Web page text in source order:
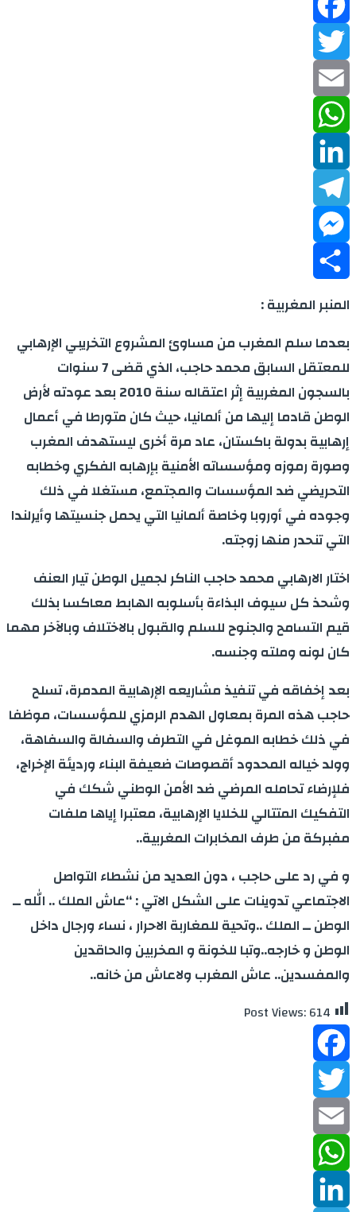
Facebook
Twitter
Email
WhatsApp
LinkedIn
Telegram
Messenger
Share
المنبر المغربية :
بعدما سلم المغرب من مساوئ المشروع التخريبي الإرهابي
للمعتقل السابق محمد حاجب، الذي قضى 7 سنوات
بالسجون المغربية إثر اعتقاله سنة 2010 بعد عودته لأرض
الوطن قادما إليها من ألمانيا، حيث كان متورطا في أعمال
إرهابية بدولة باكستان، عاد مرة أخرى ليستهدف المغرب
وصورة رموزه ومؤسساته الأمنية بإرهابه الفكري وخطابه
التحريضي ضد المؤسسات والمجتمع، مستغلا في ذلك
وجوده في أوروبا وخاصة ألمانيا التي يحمل جنسيتها وأيرلندا
التي تنحدر منها زوجته.
اختار الارهابي محمد حاجب الناكر لجميل الوطن تيار العنف
وشحذ كل سيوف البذاءة بأسلوبه الهابط معاكسا بذلك
قيم التسامح والجنوح للسلم والقبول بالاختلاف وبالآخر مهما
كان لونه وملته وجنسه.
بعد إخفاقه في تنفيذ مشاريعه الإرهابية المدمرة، تسلح
حاجب هذه المرة بمعاول الهدم الرمزي للمؤسسات، موظفا
في ذلك خطابه الموغل في التطرف والسفالة والسفاهة،
وولد خياله المحدود أقصوصات ضعيفة البناء ورديئة الإخراج،
فلإرضاء تحامله المرضي ضد الأمن الوطني شكك في
التفكيك المتتالي للخلايا الإرهابية، معتبرا إياها ملفات
مفبركة من طرف المخابرات المغربية..
و في رد على حاجب ، دون العديد من نشطاء التواصل
الاجتماعي تدوينات على الشكل الاتي : “عاش الملك .. الله ــ
الوطن ــ الملك ..وتحية للمغاربة الاحرار ، نساء ورجال داخل
الوطن و خارجه..وتبا للخونة و المخربين والحاقدين
والمفسدين.. عاش المغرب ولاعاش من خانه..
Post Views:614
Facebook
Twitter
Email
WhatsApp